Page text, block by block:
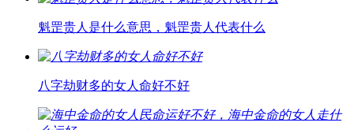
魁罡贵人是什么意思，魁罡贵人代表什么
八字劫财多的女人命好不好